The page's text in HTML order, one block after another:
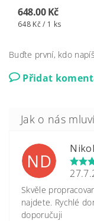
648.00 Kč
648 Kč / 1 ks
Buďte první, kdo
Přidat
ND
Skvěle
najdete. Rychlé
doporučuji